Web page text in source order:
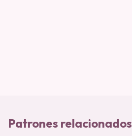
Patrones relacionados